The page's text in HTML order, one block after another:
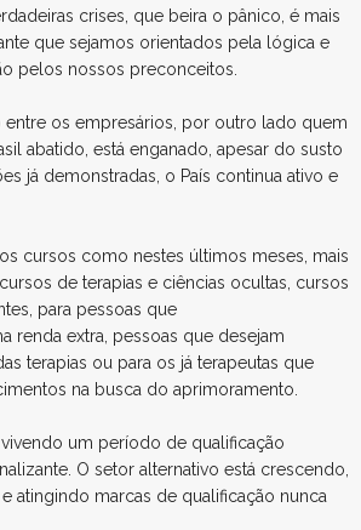
crises, que beira o pânico, é mais
que sejamos orientados pela lógica e
pelos nossos preconceitos.
entre os empresários, por outro lado quem
abatido, está enganado, apesar do susto
já demonstradas, o País continua ativo e
cursos como nestes últimos meses, mais
de terapias e ciências ocultas, cursos
para pessoas que
renda extra, pessoas que desejam
terapias ou para os já terapeutas que
na busca do aprimoramento.
um período de qualificação
O setor alternativo está crescendo,
atingindo marcas de qualificação nunca